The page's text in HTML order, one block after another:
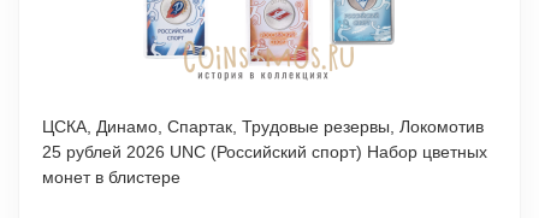
ЦСКА, Динамо, Спартак, Трудовые резервы, Локомотив
25 рублей 2026 UNC (Российский спорт) Набор цветных
монет в блистере